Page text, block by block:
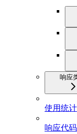
响应
使用统计
响应代码